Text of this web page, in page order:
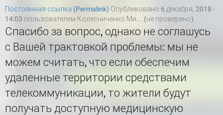
Постоянная ссылка (Permalink) Опубликовано 6 декабря, 2018 -
14:03 пользователем Колесниченко Ми... (не проверено)
Спасибо за вопрос, однако не соглашусь
с Вашей трактовкой проблемы: мы не
можем считать, что если обеспечим
удаленные территории средствами
телекоммуникации, то жители будут
получать доступную медицинскую